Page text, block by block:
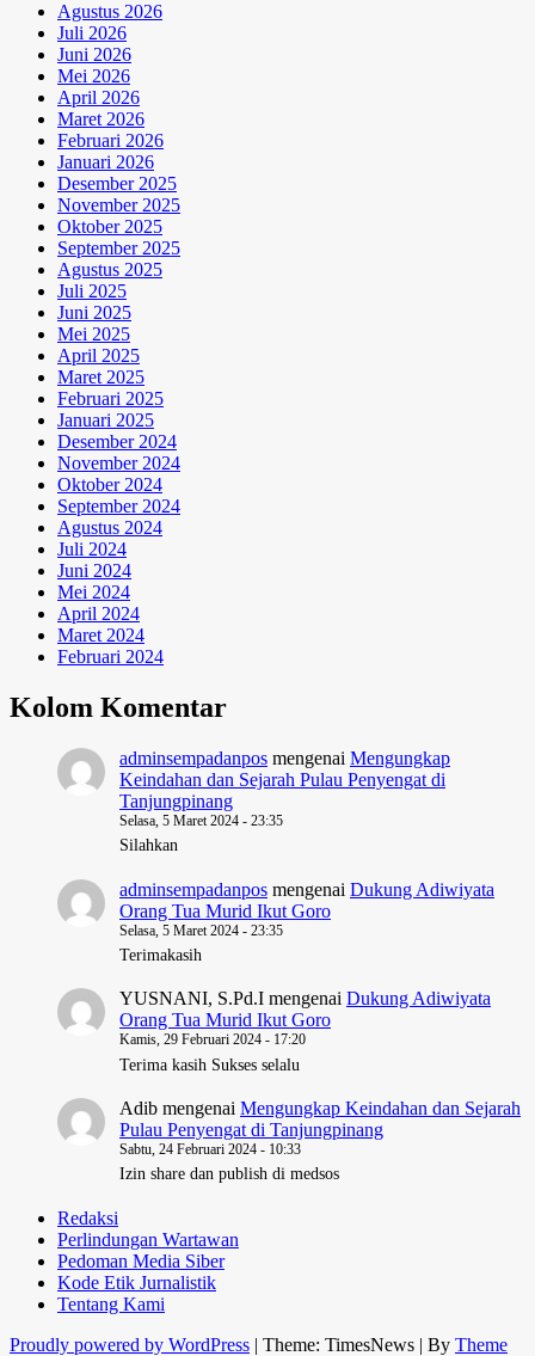
Agustus 2026
Juli 2026
Juni 2026
Mei 2026
April 2026
Maret 2026
Februari 2026
Januari 2026
Desember 2025
November 2025
Oktober 2025
September 2025
Agustus 2025
Juli 2025
Juni 2025
Mei 2025
April 2025
Maret 2025
Februari 2025
Januari 2025
Desember 2024
November 2024
Oktober 2024
September 2024
Agustus 2024
Juli 2024
Juni 2024
Mei 2024
April 2024
Maret 2024
Februari 2024
Kolom Komentar
adminsempadanpos mengenai Mengungkap
Keindahan dan Sejarah Pulau Penyengat di
Tanjungpinang
Selasa, 5 Maret 2024 - 23:35
Silahkan
adminsempadanpos mengenai Dukung Adiwiyata
Orang Tua Murid Ikut Goro
Selasa, 5 Maret 2024 - 23:35
Terimakasih
YUSNANI, S.Pd.I mengenai Dukung Adiwiyata
Orang Tua Murid Ikut Goro
Kamis, 29 Februari 2024 - 17:20
Terima kasih Sukses selalu
Adib mengenai Mengungkap Keindahan dan Sejarah
Pulau Penyengat di Tanjungpinang
Sabtu, 24 Februari 2024 - 10:33
Izin share dan publish di medsos
Redaksi
Perlindungan Wartawan
Pedoman Media Siber
Kode Etik Jurnalistik
Tentang Kami
Proudly powered by WordPress | Theme: TimesNews | By Theme